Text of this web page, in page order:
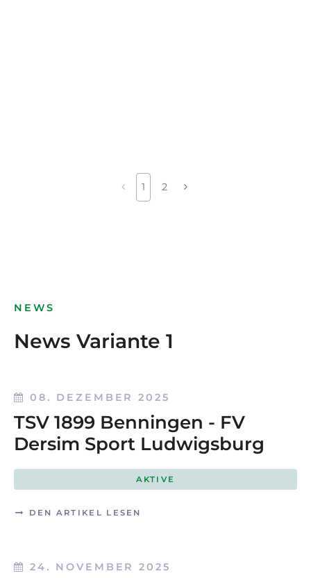
1 2
NEWS
News Variante 1
08. DEZEMBER 2025
TSV 1899 Benningen - FV
Dersim Sport Ludwigsburg
AKTIVE
DEN ARTIKEL LESEN
24. NOVEMBER 2025